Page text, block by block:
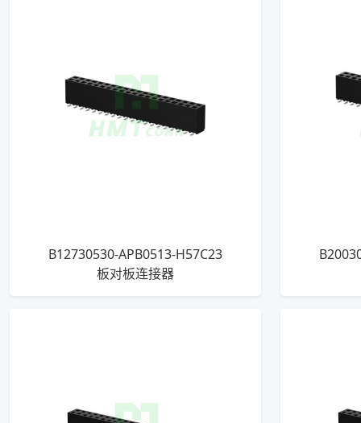
B12730530-APB0513-H57C23
板对板连接器